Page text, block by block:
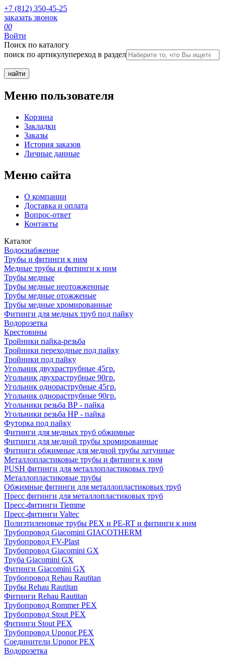
+7 (812) 350-45-25
заказать звонок
00
Войти
Поиск по каталогу
поиск по артикулупереход в раздел
Меню пользователя
Корзина
Закладки
Заказы
История заказов
Личные данные
Меню сайта
О компании
Доставка и оплата
Вопрос-ответ
Контакты
Каталог
Водоснабжение
Трубы и фитинги к ним
Медные трубы и фитинги к ним
Трубы медные
Трубы медные неотожженные
Трубы медные отожженые
Трубы медные хромированные
Фитинги для медных труб под пайку
Водорозетка
Крестовины
Тройники пайка-резьба
Тройники переходные под пайку
Тройники под пайку
Угольник двухраструбные 45гр.
Угольник двухраструбные 90гр.
Угольник однораструбные 45гр.
Угольник однораструбные 90гр.
Угольники резьба ВР - пайка
Угольники резьба НР - пайка
Футорка под пайку
Фитинги для медных труб обжимные
Фитинги для медной трубы хромированные
Фитинги обжимные для медной трубы латунные
Металлопластиковые трубы и фитинги к ним
PUSH фитинги для металлопластиковых труб
Металлопластиковые трубы
Обжимные фитинги для металлопластиковых труб
Пресс фитинги для металлопластиковых труб
Пресс-фитинги Tiemme
Пресс-фитинги Valtec
Полиэтиленовые трубы PEX и PE-RT и фитинги к ним
Трубопровод Giacomini GIACOTHERM
Трубопровод FV-Plast
Трубопровод Giacomini GX
Труба Giacomini GX
Фитинги Giacomini GX
Трубопровод Rehau Rautitan
Трубы Rehau Rautitan
Фитинги Rehau Rautitan
Трубопровод Rommer PEX
Трубопровод Stout PEX
Фитинги Stout PEX
Трубопровод Uponor PEX
Соединители Uponor PEX
Водорозетка